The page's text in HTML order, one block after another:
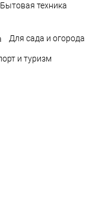
Бытовая техника
Для сада и огорода
и туризм